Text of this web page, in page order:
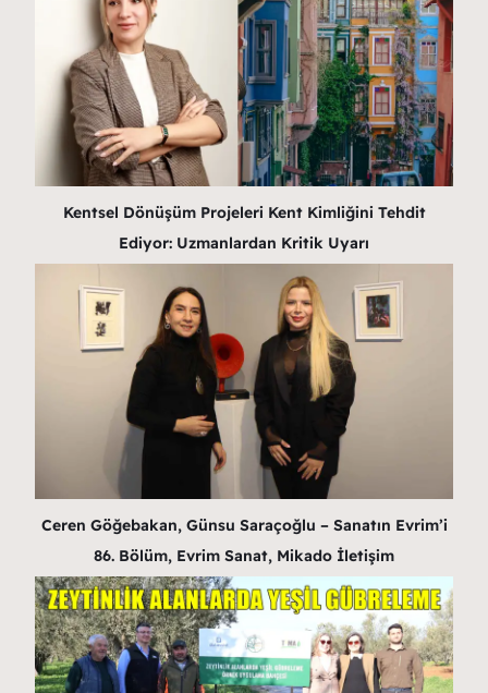
Kentsel Dönüşüm Projeleri Kent Kimliğini Tehdit
Ediyor: Uzmanlardan Kritik Uyarı
Ceren Göğebakan, Günsu Saraçoğlu – Sanatın Evrim’i
86. Bölüm, Evrim Sanat, Mikado İletişim